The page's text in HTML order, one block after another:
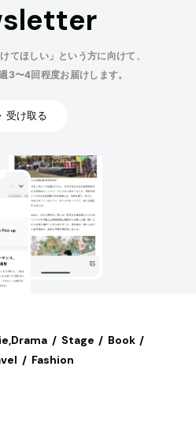
てほしい」という方に向けて、
3〜4回程度お届けします。
受け取る
Stage
Book
Fashion